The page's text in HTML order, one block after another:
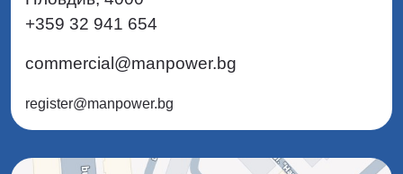
manpower.bg
Пловдив, 4000
+359 32 941 654
commercial@manpower.bg